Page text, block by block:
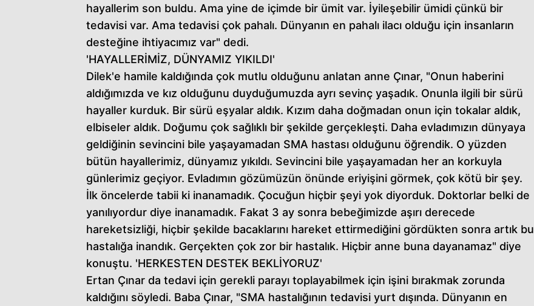
hayallerim son buldu. Ama yine de içimde bir ümit var. İyileşebilir ümidi çünkü bir
tedavisi var. Ama tedavisi çok pahalı. Dünyanın en pahalı ilacı olduğu için insanların
desteğine ihtiyacımız var" dedi.
'HAYALLERİMİZ, DÜNYAMIZ YIKILDI'
Dilek'e hamile kaldığında çok mutlu olduğunu anlatan anne Çınar, "Onun haberini
aldığımızda ve kız olduğunu duyduğumuzda ayrı sevinç yaşadık. Onunla ilgili bir sürü
hayaller kurduk. Bir sürü eşyalar aldık. Kızım daha doğmadan onun için tokalar aldık,
elbiseler aldık. Doğumu çok sağlıklı bir şekilde gerçekleşti. Daha evladımızın dünyaya
geldiğinin sevincini bile yaşayamadan SMA hastası olduğunu öğrendik. O yüzden
bütün hayallerimiz, dünyamız yıkıldı. Sevincini bile yaşayamadan her an korkuyla
günlerimiz geçiyor. Evladımın gözümüzün önünde eriyişini görmek, çok kötü bir şey.
İlk öncelerde tabii ki inanamadık. Çocuğun hiçbir şeyi yok diyorduk. Doktorlar belki de
yanılıyordur diye inanamadık. Fakat 3 ay sonra bebeğimizde aşırı derecede
hareketsizliği, hiçbir şekilde bacaklarını hareket ettirmediğini gördükten sonra artık bu
hastalığa inandık. Gerçekten çok zor bir hastalık. Hiçbir anne buna dayanamaz" diye
konuştu. 'HERKESTEN DESTEK BEKLİYORUZ'
Ertan Çınar da tedavi için gerekli parayı toplayabilmek için işini bırakmak zorunda
kaldığını söyledi. Baba Çınar, "SMA hastalığının tedavisi yurt dışında. Dünyanın en